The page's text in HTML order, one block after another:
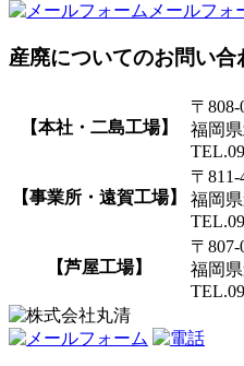
メールフォ
産廃についてのお問い合
【本社・二島工場】
〒808-
福岡
【事業所・遠賀工場】
〒811-
福岡
【芦屋工場】
〒807-
福岡